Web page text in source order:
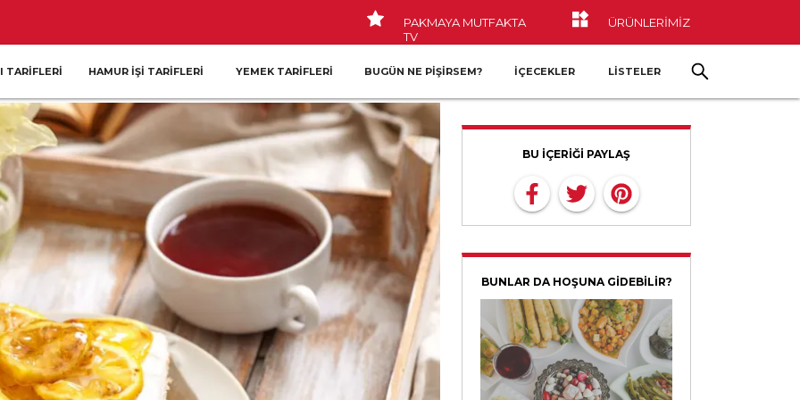
PAKMAYA MUTFAKTA
TV
ÜRÜNLERİMİZ
TARIFLERI HAMUR İŞI TARIFLERI YEMEK TARIFLERI BUGÜN NE PIŞIRSEM? İÇECEKLER LİSTELER
BU İÇERİĞİ PAYLAŞ
BUNLAR DA HOŞUNA GİDEBİLİR?